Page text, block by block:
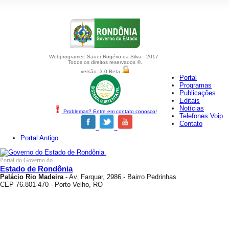
Webprogramer: Sauer Rogério da Silva - 2017
Todos os direitos reservados ©.
versão: 3.0 Beta
Problemas? Entre em contato conosco!
Portal
Programas
Publicações
Editais
Notícias
Telefones Voip
Contato
Portal Antigo
Portal do Governo do
Estado de Rondônia
Palácio Rio Madeira- Av. Farquar, 2986 - Bairro Pedrinhas
CEP 76.801-470 - Porto Velho, RO